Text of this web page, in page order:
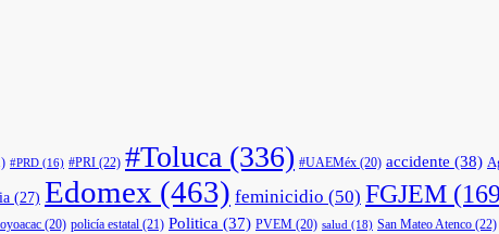
#PRD (16) #PRI (22) #Toluca (336) #UAEMéx (20) accidente (38)
(27) Edomex (463) feminicidio (50) FGJEM
(20) policía estatal (21) Politica (37) PVEM (20) salud (18) San Mateo Atenco (22)